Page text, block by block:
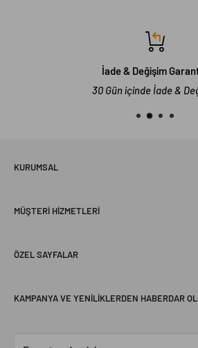
İade & Değişim
30 Gün içinde İade &
KURUMSAL
Erel Concept
MÜŞTERI HIZMETLERI
İletişim
Değişim & İade Politikası
ÖZEL SAYFALAR
Concept Blogs
LED'e Dönüş
KAMPANYA VE YENILIKLERDEN HABERDAR